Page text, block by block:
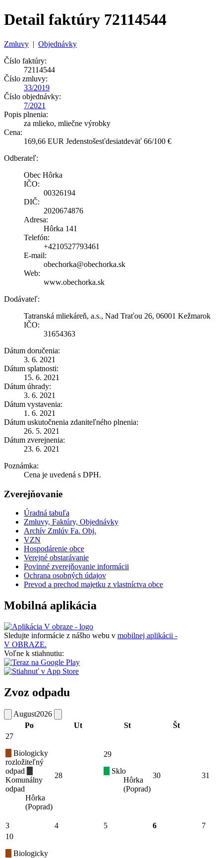
Detail faktúry 72114544
Zmluvy | Objednávky
Číslo faktúry:
72114544
Číslo zmluvy:
33/2019
Číslo objednávky:
7/2021
Popis plnenia:
za mlieko, mliečne výrobky
Cena:
169,66 EUR Jedenstošesťdesiatdeväť 66/100 €
Odberateľ:
Obec Hôrka
IČO:
00326194
DIČ:
2020674876
Adresa:
Hôrka 141
Telefón:
+4210527793461
E-mail:
obechorka@obechorka.sk
Web:
www.obechorka.sk
Dodávateľ:
Tatranská mliekáreň, a.s., Nad Traťou 26, 06001 Kežmarok
IČO:
31654363
Dátum doručenia:
3. 6. 2021
Dátum splatnosti:
15. 6. 2021
Dátum úhrady:
3. 6. 2021
Dátum vystavenia:
1. 6. 2021
Dátum uskutočnenia zdaniteľného plnenia:
26. 5. 2021
Dátum zverejnenia:
23. 6. 2021
Poznámka:
Cena je uvedená s DPH.
Zverejňovanie
Úradná tabuľa
Zmluvy, Faktúry, Objednávky
Archív Zmlúv Fa. Obj.
VZN
Hospodárenie obce
Verejné obstarávanie
Povinné zverejňovanie informácii
Ochrana osobných údajov
Prevod a prechod majetku z vlastníctva obce
Mobilná aplikácia
Sledujte informácie z nášho webu v mobilnej aplikácii -
V OBRAZE.
Voľne k stiahnutiu:
Zvoz odpadu
August2026
Po
Ut St Št
27
Biologicky
rozložiteľný
odpad
Komunálny
odpad
Hôrka
(Poprad)
28
29
Sklo
Hôrka
(Poprad)
30 31
3 4 5 6
7
10
Biologicky